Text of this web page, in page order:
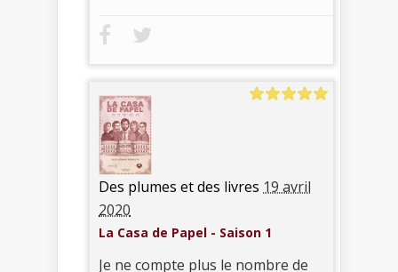
Des plumes et des livres 19 avril
2020
La Casa de Papel - Saison 1
Je ne compte plus le nombre de